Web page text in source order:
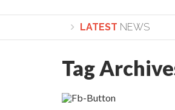
LATEST NEWS
Lepădarea de sine și
Tag